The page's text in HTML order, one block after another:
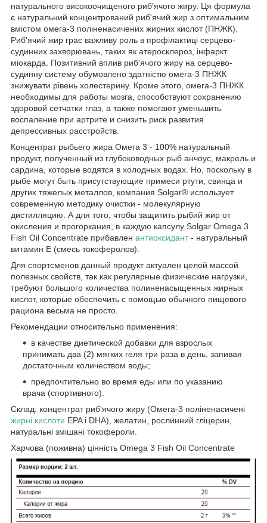
натурального високоочищеного риб'ячого жиру. Ця формула
є натуральний концентрований риб'ячий жир з оптимальним
вмістом омега-3 поліненасичених жирних кислот (ПНЖК).
Риб'ячий жир грає важливу роль в профілактиці серцево-
судинних захворювань, таких як атеросклероз, інфаркт
міокарда. Позитивний вплив риб'ячого жиру на серцево-
судинну систему обумовлено здатністю омега-3 ПНЖК
знижувати рівень холестерину. Кроме этого, омега-3 ПНЖК
необходимы для работы мозга, способствуют сохранению
здоровой сетчатки глаз, а также помогают уменьшить
воспаление при артрите и снизить риск развития
депрессивных расстройств.
Концентрат рыбьего жира Омега 3 - 100% натуральный
продукт, полученный из глубоководных рыб анчоус, макрель и
сардина, которые водятся в холодных водах. Но, поскольку в
рыбе могут быть присутствующие примеси ртути, свинца и
других тяжелых металлов, компания Solgar® использует
современную методику очистки - молекулярную
дистилляцию. А для того, чтобы защитить рыбий жир от
окисления и прогоркания, в каждую капсулу Solgar Omega 3
Fish Oil Concentrate прибавлен антиоксидант- натуральный
витамин Е (смесь токоферолов).
Для спортсменов данный продукт актуален целой массой
полезных свойств, так как регулярные физические нагрузки,
требуют большого количества полиненасыщенных жирных
кислот, которые обеспечить с помощью обычного пищевого
рациона весьма не просто.
Рекомендации относительно применения:
в качестве диетической добавки для взрослых
принимать два (2) мягких геля три раза в день, запивая
достаточным количеством воды;
предпочтительно во время еды или по указанию
врача (спортивного).
Склад: концентрат риб'ячого жиру (Омега-3 поліненасичені
жирні кислоти EPA і DHA), желатин, рослинний гліцерин,
натуральні змішані токофероли.
Харчова (поживна) цінність Omega 3 Fish Oil Concentrate